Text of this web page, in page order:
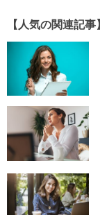
「詐」に「作」
取」とくること
しれませんが、
漢字で表す場合
「詐取」の「詐
「詐」がつく以
はずです。「詐
正解は……
【人気の関連記事